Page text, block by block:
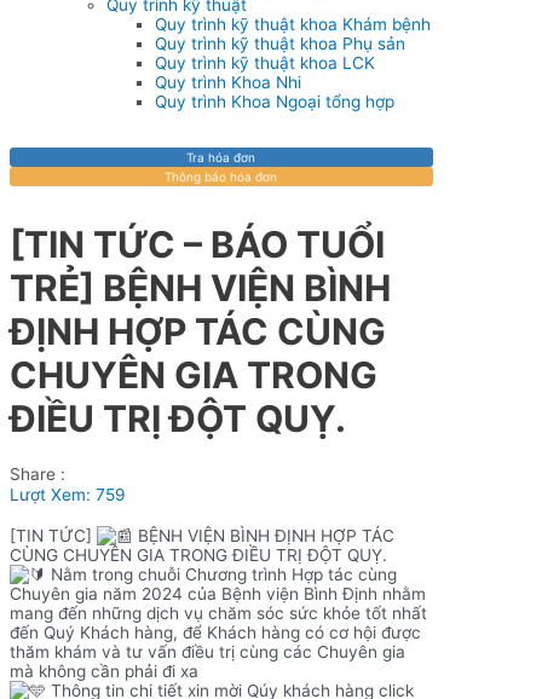
Quy trình kỹ thuật
Quy trình kỹ thuật khoa Khám bệnh
Quy trình kỹ thuật khoa Phụ sản
Quy trình kỹ thuật khoa LCK
Quy trình Khoa Nhi
Quy trình Khoa Ngoại tổng hợp
Tra hóa đơn
Thông báo hóa đơn
[TIN TỨC – BÁO TUỔI
TRẺ] BỆNH VIỆN BÌNH
ĐỊNH HỢP TÁC CÙNG
CHUYÊN GIA TRONG
ĐIỀU TRỊ ĐỘT QUỴ.
Share :
Lượt Xem: 759
[TIN TỨC]
BỆNH VIỆN BÌNH ĐỊNH HỢP TÁC
CÙNG CHUYÊN GIA TRONG ĐIỀU TRỊ ĐỘT QUỴ.
Nằm trong chuỗi Chương trình Hợp tác cùng
Chuyên gia năm 2024 của Bệnh viện Bình Định nhằm
mang đến những dịch vụ chăm sóc sức khỏe tốt nhất
đến Quý Khách hàng, để Khách hàng có cơ hội được
thăm khám và tư vấn điều trị cùng các Chuyên gia
mà không cần phải đi xa
Thông tin chi tiết xin mời Qúy khách hàng click